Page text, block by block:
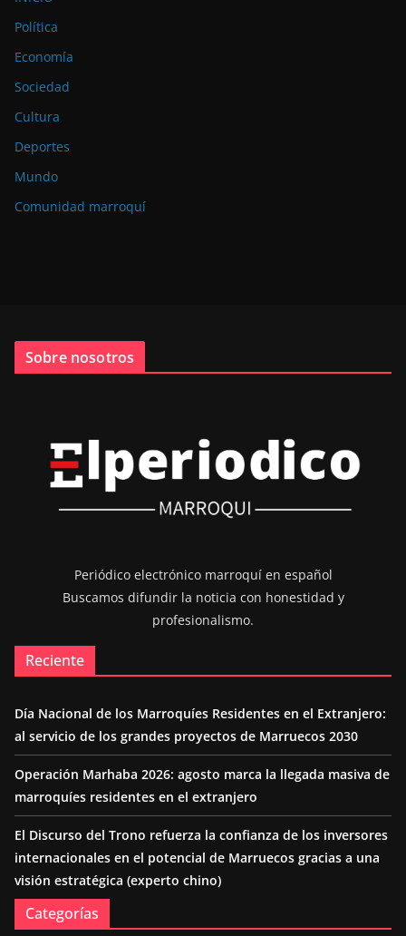
Política
Economía
Sociedad
Cultura
Deportes
Mundo
Comunidad marroquí
Sobre nosotros
Periódico electrónico marroquí en español
Buscamos difundir la noticia con honestidad y
profesionalismo.
Reciente
Día Nacional de los Marroquíes Residentes en el Extranjero:
al servicio de los grandes proyectos de Marruecos 2030
Operación Marhaba 2026: agosto marca la llegada masiva de
marroquíes residentes en el extranjero
El Discurso del Trono refuerza la confianza de los inversores
internacionales en el potencial de Marruecos gracias a una
visión estratégica (experto chino)
Categorías